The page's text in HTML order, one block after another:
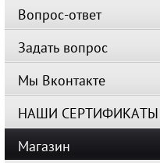
Вопрос-ответ
Задать вопрос
Мы Вконтакте
НАШИ СЕРТИФИКАТЫ
Магазин